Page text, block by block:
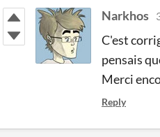
Narkhos
C'est
pensais
Merci
Reply